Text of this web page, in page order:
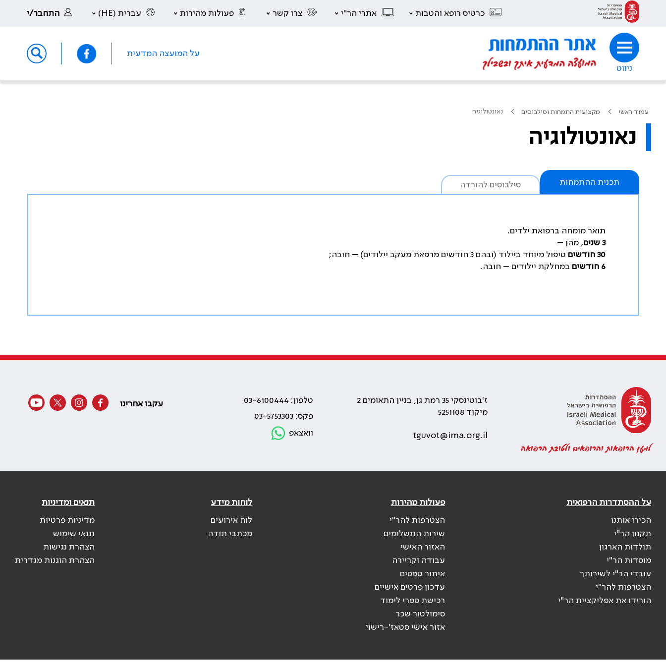
כרטיס רופא והטבות אתרי הר"י צרו קשר פעולות מהירות עברית (HE) התחבר/י
ניווט
על המועצה המדעית
עמוד ראשי מקצועות התמחות וסילבוסים נאונטולוגיה
נאונטולוגיה
תכנית ההתמחות סילבוסים להורדה
תואר מומחה ברפואת ילדים.
3 שנים
, מהן –
30 חודשים
טיפול מיוחד ביילוד (ובהם 3 חודשים מרפאת מעקב יילודים) – חובה;
6 חודשים
במחלקת יילודים – חובה.
למען הרופאות והרופאים ולטובת הרפואה
ז'בוטינסקי 35 רמת גן, בניין התאומים 2
מיקוד 5251108
tguvot@ima.org.il
טלפון: 03-6100444
פקס: 03-5753303
וואצאפ
עקבו אחרינו
על ההסתדרות הרפואית
הכירו אותנו
תקנון הר"י
תולדות הארגון
מוסדות הר"י
עובדי הר"י לשירותך
הצטרפות להר"י
הורידו את אפליקציית הר"י
פעולות מהירות
הצטרפות להר"י
שירות התשלומים
האזור האישי
עבודה וקריירה
איתור טפסים
עדכון פרטים אישיים
רכישת ספרי לימוד
סימולטור שכר
אזור אישי סטאז'-רישוי
לוחות מידע
לוח אירועים
מכתבי תודה
תנאים ומדיניות
מדיניות פרטיות
תנאי שימוש
הצהרת נגישות
הצהרת הוגנות מגדרית